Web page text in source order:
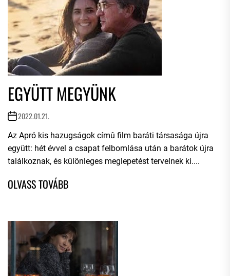
EGYÜTT MEGYÜNK
2022.01.21.
Az Apró kis hazugságok címû film baráti társasága újra
együtt: hét évvel a csapat felbomlása után a barátok újra
találkoznak, és különleges meglepetést tervelnek ki....